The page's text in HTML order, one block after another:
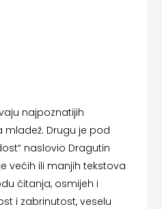
najpoznatijih
mladež. Drugu je pod
naslovio Dragutin
većih ili manjih tekstova
čitanja, osmijeh i
i zabrinutost, veselu